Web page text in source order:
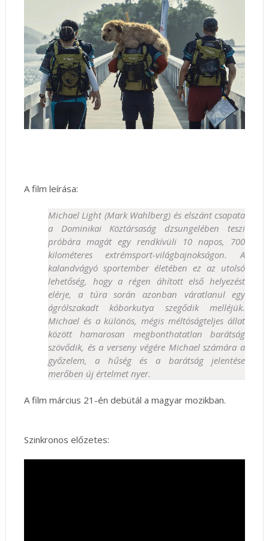
A film leírása:
Michael Light (Mark Wahlberg) és elszánt csapata
a Dominikai Köztársaság dzsungelében teszi
próbára magát egy rendkívüli 10 napos, 700
kilométeres extrémsport-világbajnokságon. A
kalandvágyó sportember életében ez az utolsó
lehetőség, hogy a régen áhított első helyezést
elérje, a túra során azonban váratlanul egy
ágrólszakadt kóborkutya szegődik melléjük.
Michael és a különös, mégis méltóságteljes állat
között hamarosan megbonthatatlan barátság
szövődik, és a verseny végére Michael számára a
győzelem, a hűség és a barátság jelentése
merőben új értelmet nyer.
A film március 21-én debütál a magyar mozikban.
Szinkronos előzetes: